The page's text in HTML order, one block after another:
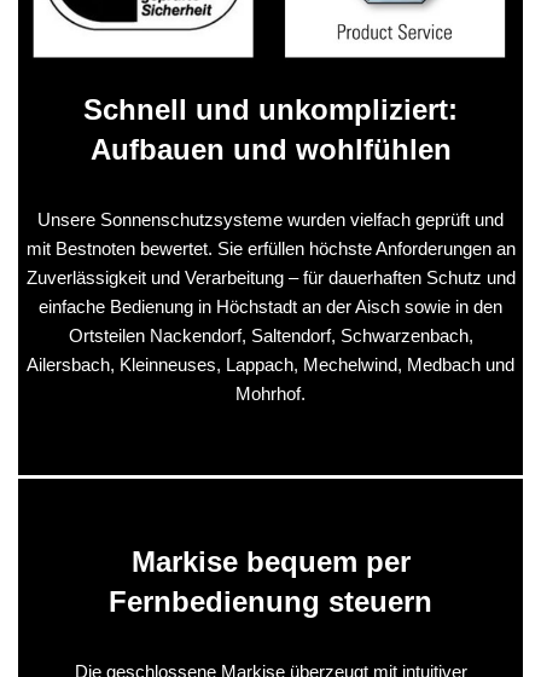
Schnell und unkompliziert:
Aufbauen und wohlfühlen
Unsere Sonnenschutzsysteme wurden vielfach geprüft und
mit Bestnoten bewertet. Sie erfüllen höchste Anforderungen an
Zuverlässigkeit und Verarbeitung – für dauerhaften Schutz und
einfache Bedienung in Höchstadt an der Aisch sowie in den
Ortsteilen Nackendorf, Saltendorf, Schwarzenbach,
Ailersbach, Kleinneuses, Lappach, Mechelwind, Medbach und
Mohrhof.
Markise bequem per
Fernbedienung steuern
Die geschlossene Markise überzeugt mit intuitiver